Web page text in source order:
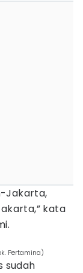
Jakarta,
kata
Pertamina)
sudah